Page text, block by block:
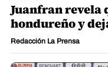
Juanfran revela
hondureño y
Redacción La Prensa